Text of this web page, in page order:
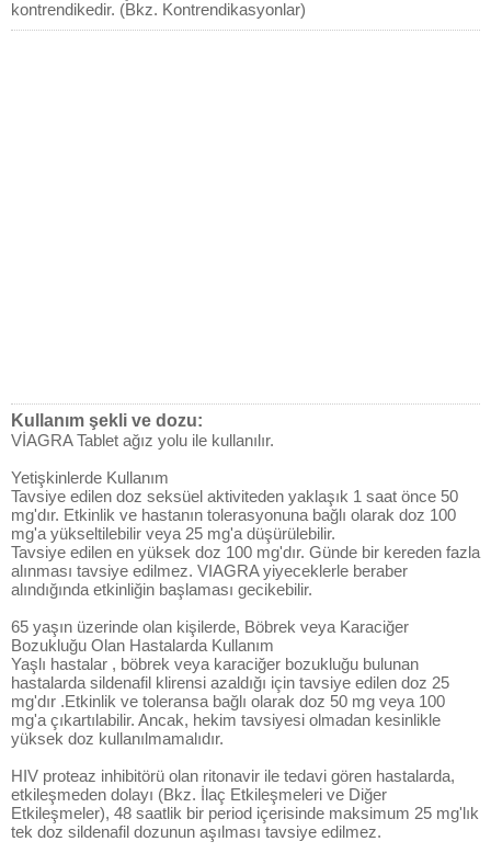
kontrendikedir. (Bkz. Kontrendikasyonlar)
Kullanım şekli ve dozu:
VİAGRA Tablet ağız yolu ile kullanılır.
Yetişkinlerde Kullanım
Tavsiye edilen doz seksüel aktiviteden yaklaşık 1 saat önce 50
mg'dır. Etkinlik ve hastanın tolerasyonuna bağlı olarak doz 100
mg'a yükseltilebilir veya 25 mg'a düşürülebilir.
Tavsiye edilen en yüksek doz 100 mg'dır. Günde bir kereden fazla
alınması tavsiye edilmez. VIAGRA yiyeceklerle beraber
alındığında etkinliğin başlaması gecikebilir.
65 yaşın üzerinde olan kişilerde, Böbrek veya Karaciğer
Bozukluğu Olan Hastalarda Kullanım
Yaşlı hastalar , böbrek veya karaciğer bozukluğu bulunan
hastalarda sildenafil klirensi azaldığı için tavsiye edilen doz 25
mg'dır .Etkinlik ve toleransa bağlı olarak doz 50 mg veya 100
mg'a çıkartılabilir. Ancak, hekim tavsiyesi olmadan kesinlikle
yüksek doz kullanılmamalıdır.
HIV proteaz inhibitörü olan ritonavir ile tedavi gören hastalarda,
etkileşmeden dolayı (Bkz. İlaç Etkileşmeleri ve Diğer
Etkileşmeler), 48 saatlik bir period içerisinde maksimum 25 mg'lık
tek doz sildenafil dozunun aşılması tavsiye edilmez.